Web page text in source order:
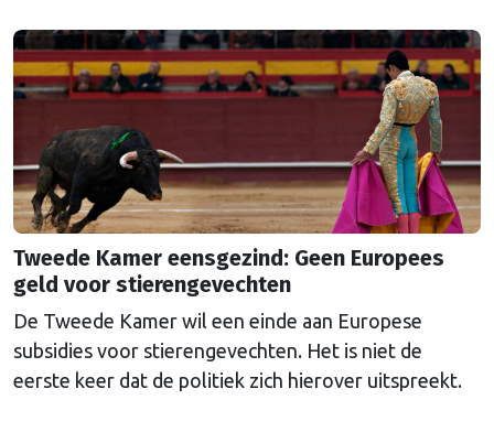
buitenland.
Tweede Kamer eensgezind: Geen Europees
geld voor stierengevechten
De Tweede Kamer wil een einde aan Europese
subsidies voor stierengevechten. Het is niet de
eerste keer dat de politiek zich hierover uitspreekt.